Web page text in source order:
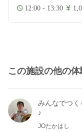
12:00 - 13:30
この施設の他の
みんなでつく
♪
JOたかはし